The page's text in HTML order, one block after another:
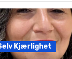
Kjærlighet